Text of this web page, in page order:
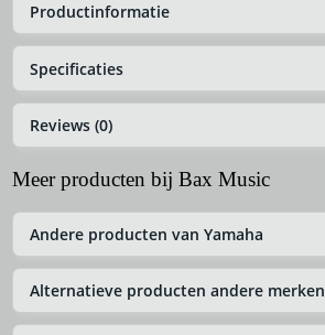
Productinformatie
Specificaties
Reviews (0)
Meer producten bij Bax Music
Andere producten van Yamaha
Alternatieve producten andere merken